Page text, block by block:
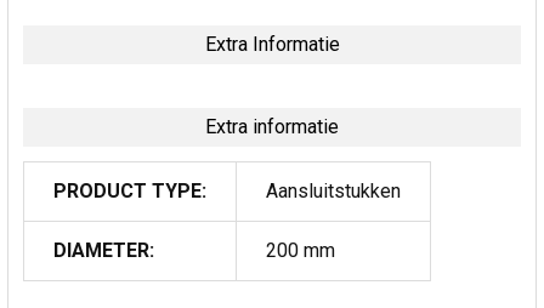
Extra Informatie
Extra informatie
PRODUCT TYPE: Aansluitstukken
DIAMETER: 200 mm